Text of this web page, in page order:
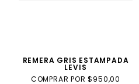
REMERA GRIS ESTAMPADA
LEVIS
COMPRAR POR $950,00